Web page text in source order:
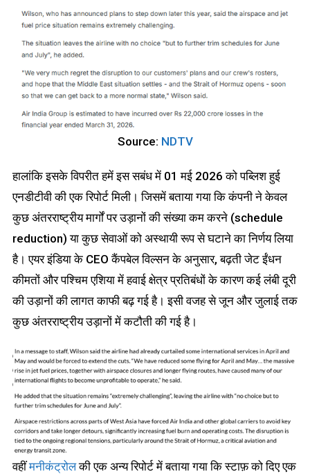
Source: NDTV
हालांकि इसके विपरीत हमें इस सबंध में 01 मई 2026 को पब्लिश हुई
एनडीटीवी की एक रिपोर्ट मिली। जिसमें बताया गया कि कंपनी ने केवल
कुछ अंतरराष्ट्रीय मार्गों पर उड़ानों की संख्या कम करने (schedule
reduction) या कुछ सेवाओं को अस्थायी रूप से घटाने का निर्णय लिया
है। एयर इंडिया के CEO कैंपबेल विल्सन के अनुसार, बढ़ती जेट ईंधन
कीमतों और पश्चिम एशिया में हवाई क्षेत्र प्रतिबंधों के कारण कई लंबी दूरी
की उड़ानों की लागत काफी बढ़ गई है। इसी वजह से जून और जुलाई तक
कुछ अंतरराष्ट्रीय उड़ानों में कटौती की गई है।
वहींमनीकंट्रोलकी एक अन्य रिपोर्ट में बताया गया कि स्टाफ़ को दिए एक